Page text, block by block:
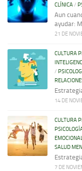
CLÍNICA/
Aun
ayudar:
21 DE
CULTURA
/
14 DE
CULTURA
SALUD
7 DE